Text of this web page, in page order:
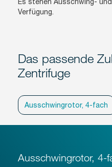
Verfügung.
Das passende
Zentrifuge
Ausschwingrotor, 4-fach
Ausschwingrotor, 4-